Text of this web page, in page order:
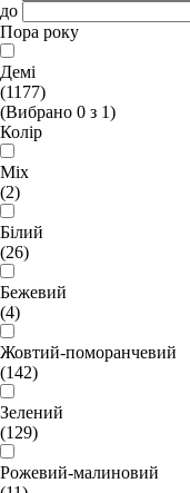
до
Пора року
Демі
(1177)
(Вибрано 0 з 1)
Колір
Mix
(2)
Білий
(26)
Бежевий
(4)
Жовтий-поморанчевий
(142)
Зелений
(129)
Рожевий-малиновий